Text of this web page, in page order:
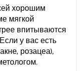
хорошим
мягкой
впитываются
у вас есть
розацеа),